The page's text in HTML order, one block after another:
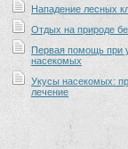
Нападение лесных
Отдых на природе
Первая помощь при
насекомых
Укусы насекомых:
лечение